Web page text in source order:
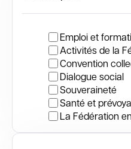
Emploi et
Activités de la
Convention
Dialogue social
Souveraineté
Santé et
La Fédération